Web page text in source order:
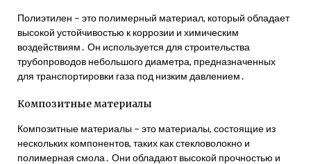
Полиэтилен – это полимерный материал, который обладает
высокой устойчивостью к коррозии и химическим
воздействиям․ Он используется для строительства
трубопроводов небольшого диаметра, предназначенных
для транспортировки газа под низким давлением․
Композитные материалы
Композитные материалы – это материалы, состоящие из
нескольких компонентов, таких как стекловолокно и
полимерная смола․ Они обладают высокой прочностью и